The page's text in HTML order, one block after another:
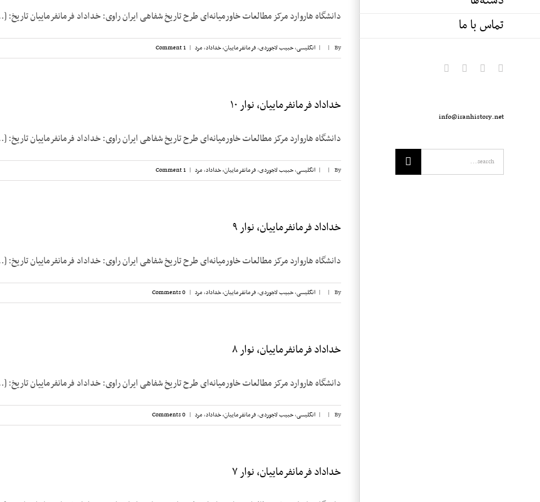
تماس با ما
facebook
twitter
instagram
info@iranhistory.net
دانشگاه هاروارد مرکز مطالعات خاورمیانه‌ای طرح تاریخ شفاهی ایران راوی: خداداد فرمانفرماییان تاریخ:
By
|
| انگلیسی,حبیب لاجوردی,فرمانفرماییان، خداداد,مرد |
1 Comment
خداداد فرمانفرماییان، نوار ۱۰
دانشگاه هاروارد مرکز مطالعات خاورمیانه‌ای طرح تاریخ شفاهی ایران راوی: خداداد فرمانفرماییان تاریخ:
By
|
| انگلیسی,حبیب لاجوردی,فرمانفرماییان، خداداد,مرد |
1 Comment
خداداد فرمانفرماییان، نوار ۹
دانشگاه هاروارد مرکز مطالعات خاورمیانه‌ای طرح تاریخ شفاهی ایران راوی: خداداد فرمانفرماییان تاریخ:
By
|
| انگلیسی,حبیب لاجوردی,فرمانفرماییان، خداداد,مرد |
0 Comments
خداداد فرمانفرماییان، نوار ۸
دانشگاه هاروارد مرکز مطالعات خاورمیانه‌ای طرح تاریخ شفاهی ایران راوی: خداداد فرمانفرماییان تاریخ:
By
|
| انگلیسی,حبیب لاجوردی,فرمانفرماییان، خداداد,مرد |
0 Comments
خداداد فرمانفرماییان، نوار ۷